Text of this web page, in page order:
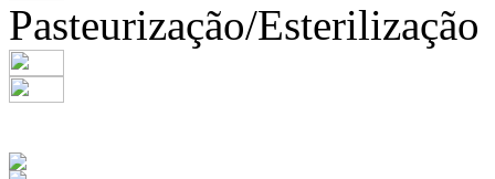
Pasteurização/Esterilização